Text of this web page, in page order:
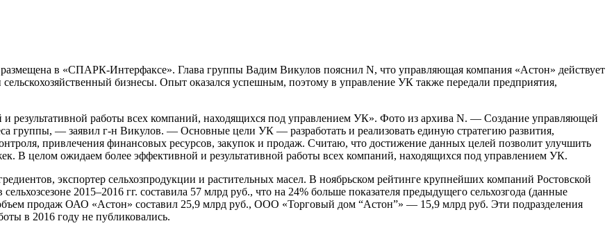
в «СПАРК-Интерфаксе». Глава группы Вадим Викулов пояснил N, что управляющая компания «Астон» действует
бизнесы. Опыт оказался успешным, поэтому в управление УК также передали предприятия,
работы всех компаний, находящихся под управлением УК». Фото из архива N. — Создание управляющей
группы, — заявил г-н Викулов. — Основные цели УК — разработать и реализовать единую стратегию развития,
привлечения финансовых ресурсов, закупок и продаж. Считаю, что достижение данных целей позволит улучшить
В целом ожидаем более эффективной и результативной работы всех компаний, находящихся под управлением УК.
экспортер сельхозпродукции и растительных масел. В ноябрьском рейтинге крупнейших компаний Рос­товской
2015–2016 гг. составила 57 млрд руб., что на 24% больше показателя предыдущего сельхозгода (данные
продаж ОАО «Астон» составил 25,9 млрд руб., ООО «Торговый дом “Астон”» — 15,9 млрд руб. Эти подразделения
в 2016 году не публиковались.